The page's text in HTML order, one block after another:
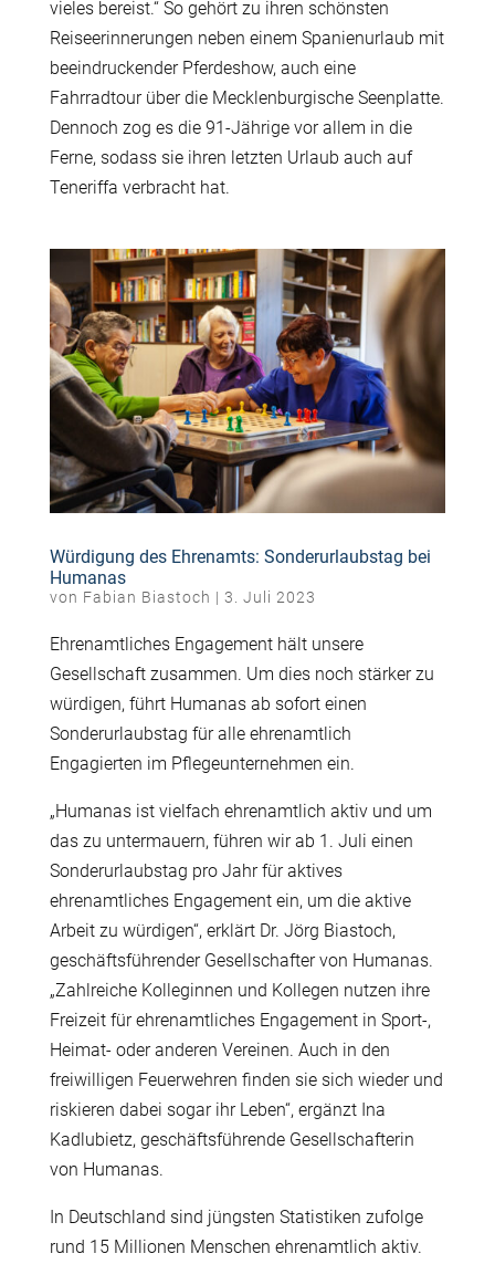
vieles bereist.“ So gehört zu ihren schönsten
Reiseerinnerungen neben einem Spanienurlaub mit
beeindruckender Pferdeshow, auch eine
Fahrradtour über die Mecklenburgische Seenplatte.
Dennoch zog es die 91-Jährige vor allem in die
Ferne, sodass sie ihren letzten Urlaub auch auf
Teneriffa verbracht hat.
Würdigung des Ehrenamts: Sonderurlaubstag bei
Humanas
von Fabian Biastoch | 3. Juli 2023
Ehrenamtliches Engagement hält unsere
Gesellschaft zusammen. Um dies noch stärker zu
würdigen, führt Humanas ab sofort einen
Sonderurlaubstag für alle ehrenamtlich
Engagierten im Pflegeunternehmen ein.
„Humanas ist vielfach ehrenamtlich aktiv und um
das zu untermauern, führen wir ab 1. Juli einen
Sonderurlaubstag pro Jahr für aktives
ehrenamtliches Engagement ein, um die aktive
Arbeit zu würdigen“, erklärt Dr. Jörg Biastoch,
geschäftsführender Gesellschafter von Humanas.
„Zahlreiche Kolleginnen und Kollegen nutzen ihre
Freizeit für ehrenamtliches Engagement in Sport-,
Heimat- oder anderen Vereinen. Auch in den
freiwilligen Feuerwehren finden sie sich wieder und
riskieren dabei sogar ihr Leben“, ergänzt Ina
Kadlubietz, geschäftsführende Gesellschafterin
von Humanas.
In Deutschland sind jüngsten Statistiken zufolge
rund 15 Millionen Menschen ehrenamtlich aktiv.